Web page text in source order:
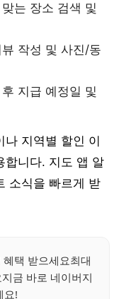
는 장소 검색 및
작성 및 사진/동
지급 예정일 및
지역별 할인 이
합니다. 지도 앱 알
소식을 빠르게 받
택 받으세요최대
금 바로 네이버지
요!